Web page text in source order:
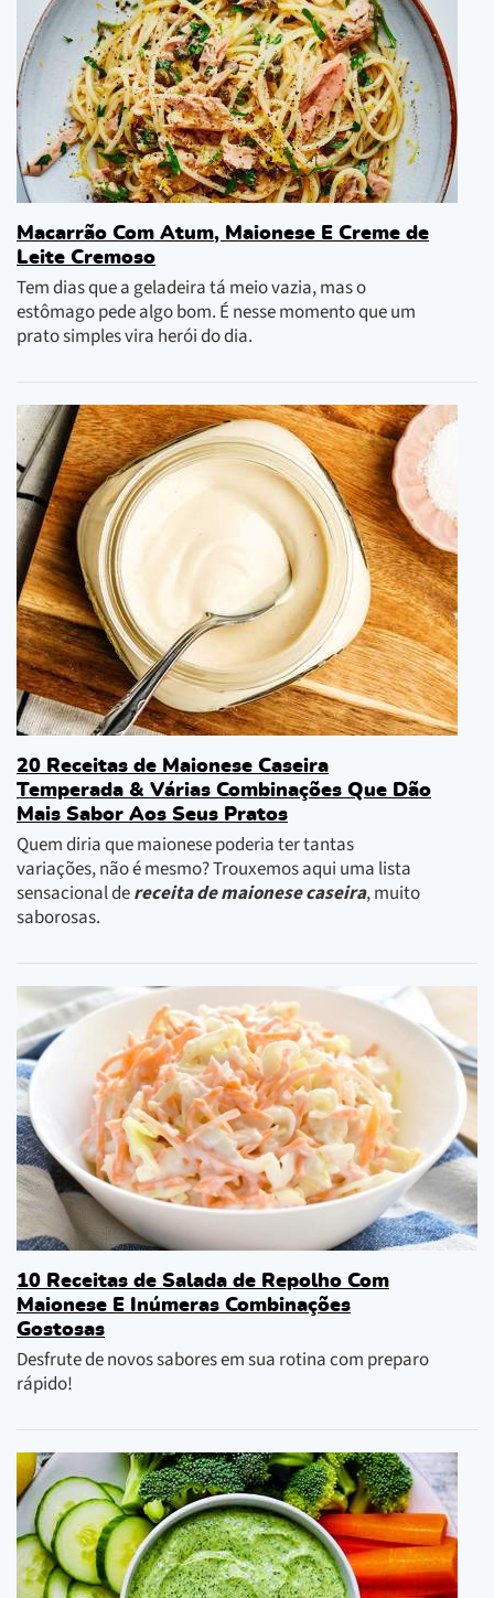
Macarrão Com Atum, Maionese E Creme de
Leite Cremoso
Tem dias que a geladeira tá meio vazia, mas o
estômago pede algo bom. É nesse momento que um
prato simples vira herói do dia.
20 Receitas de Maionese Caseira
Temperada & Várias Combinações Que Dão
Mais Sabor Aos Seus Pratos
Quem diria que maionese poderia ter tantas
variações, não é mesmo? Trouxemos aqui uma lista
sensacional dereceita de maionese caseira, muito
saborosas.
10 Receitas de Salada de Repolho Com
Maionese E Inúmeras Combinações
Gostosas
Desfrute de novos sabores em sua rotina com preparo
rápido!